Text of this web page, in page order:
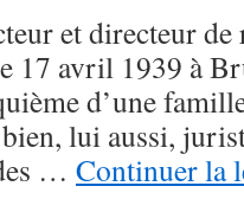
et directeur
17 avril 1939 à
d’une
lui aussi,
… Continuer la